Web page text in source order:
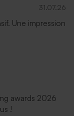
31.07.26
Une impression
awards 2026
!